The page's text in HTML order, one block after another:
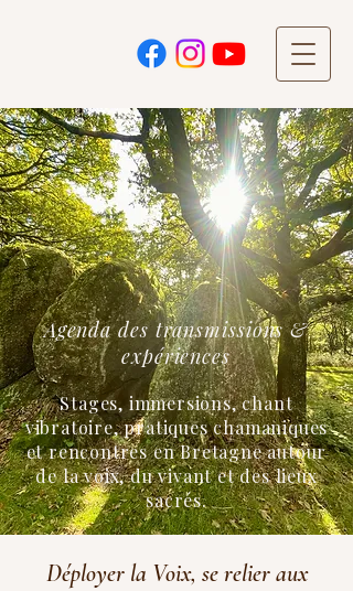
Agenda des transmissions &
expériences
​Stages, immersions, chant
vibratoire, pratiques chamaniques
et rencontres en Bretagne autour
de la voix, du vivant et des lieux
sacrés.
Déployer la Voix, se relier aux